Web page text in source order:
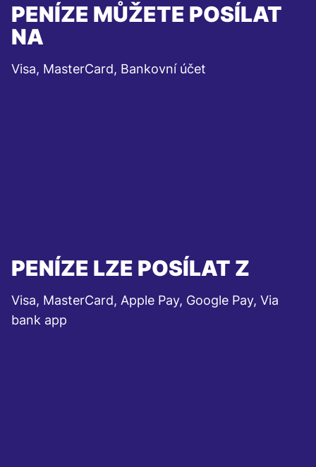
PENÍZE MŮŽETE POSÍLAT
NA
Visa, MasterCard, Bankovní účet
PENÍZE LZE POSÍLAT Z
Visa, MasterCard, Apple Pay, Google Pay, Via
bank app